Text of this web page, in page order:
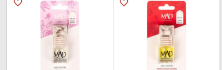
favorite_border
favorite_border